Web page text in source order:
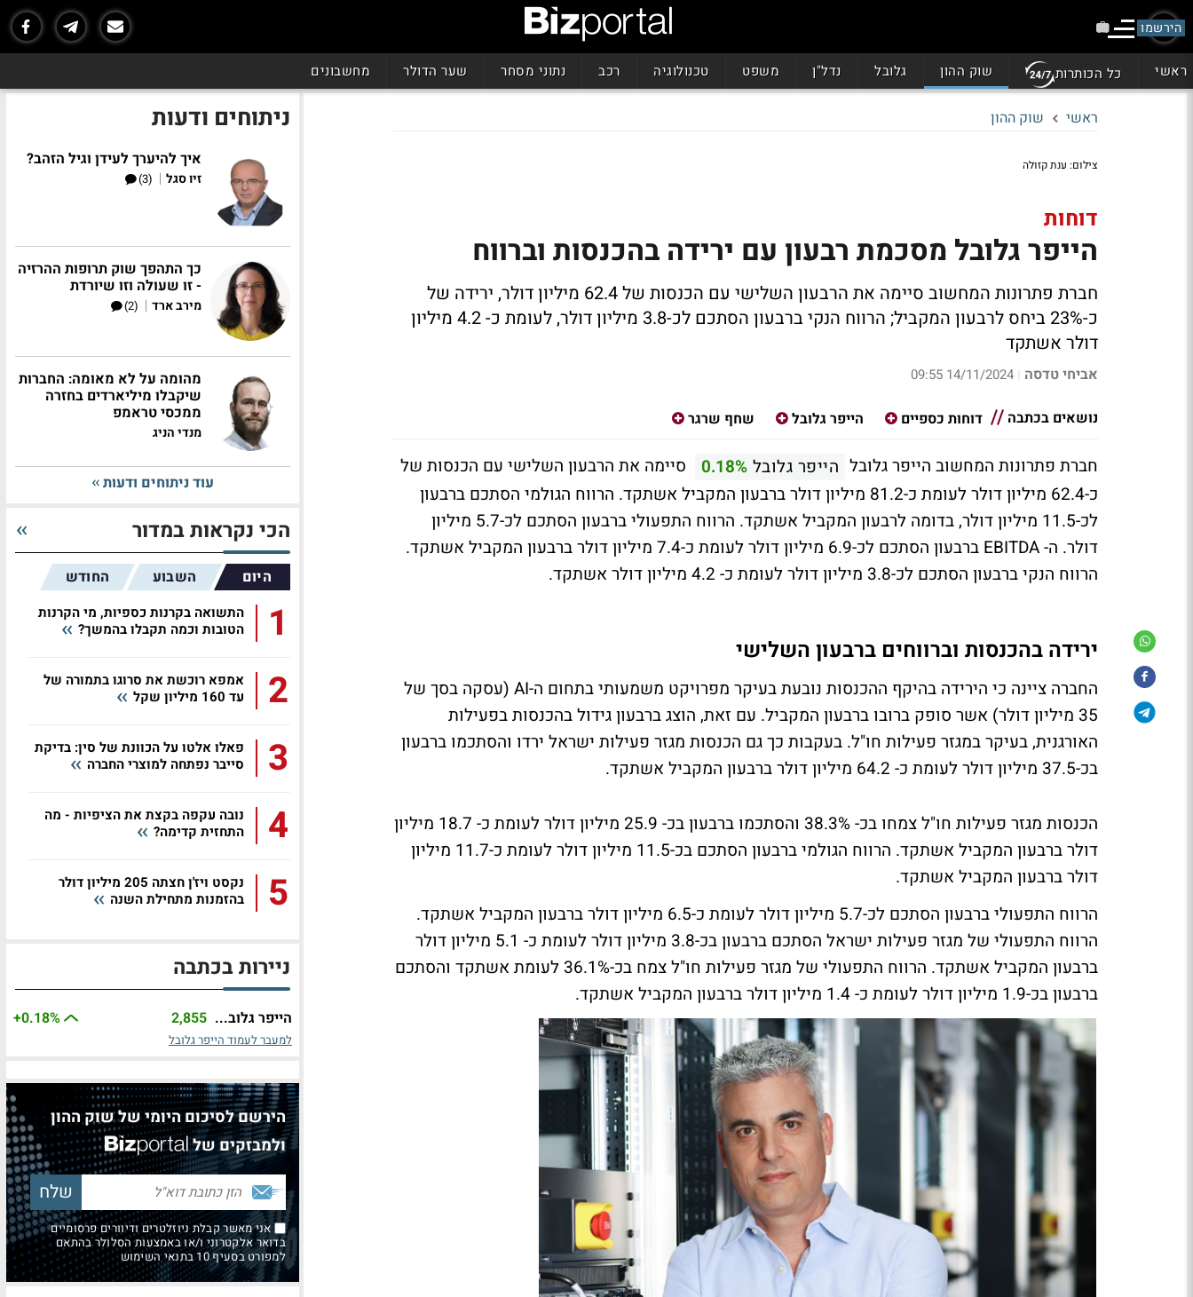
הירשמו
ראשי כל הכותרות שוק ההון גלובל נדל"ן משפט טכנולוגיה רכב נתוני מסחר שער הדולר מחשבונים
ראשי שוק ההון
צילום: ענת קזולה
דוחות
הייפר גלובל מסכמת רבעון עם ירידה בהכנסות וברווח
חברת פתרונות המחשוב סיימה את הרבעון השלישי עם הכנסות של 62.4 מיליון דולר, ירידה של
כ-23% ביחס לרבעון המקביל; הרווח הנקי ברבעון הסתכם לכ-3.8 מיליון דולר, לעומת כ- 4.2 מיליון
דולר אשתקד
אביחי טדסה |
14/11/2024 09:55
נושאים בכתבה דוחות כספיים הייפר גלובל שחף שרגר
חברת פתרונות המחשוב הייפר גלובל הייפר גלובל 0.18%
סיימה את הרבעון השלישי עם הכנסות של
כ-62.4 מיליון דולר לעומת כ-81.2 מיליון דולר ברבעון המקביל אשתקד. הרווח הגולמי הסתכם ברבעון
לכ-11.5 מיליון דולר, בדומה לרבעון המקביל אשתקד. הרווח התפעולי ברבעון הסתכם לכ-5.7 מיליון
דולר. ה- EBITDA ברבעון הסתכם לכ-6.9 מיליון דולר לעומת כ-7.4 מיליון דולר ברבעון המקביל אשתקד.
הרווח הנקי ברבעון הסתכם לכ-3.8 מיליון דולר לעומת כ- 4.2 מיליון דולר אשתקד.
ירידה בהכנסות וברווחים ברבעון השלישי
החברה ציינה כי הירידה בהיקף ההכנסות נובעת בעיקר מפרויקט משמעותי בתחום ה-AI (עסקה בסך של
35 מיליון דולר) אשר סופק ברובו ברבעון המקביל. עם זאת, הוצג ברבעון גידול בהכנסות בפעילות
האורגנית, בעיקר במגזר פעילות חו"ל. בעקבות כך גם הכנסות מגזר פעילות ישראל ירדו והסתכמו ברבעון
בכ-37.5 מיליון דולר לעומת כ- 64.2 מיליון דולר ברבעון המקביל אשתקד.
הכנסות מגזר פעילות חו"ל צמחו בכ- 38.3% והסתכמו ברבעון בכ- 25.9 מיליון דולר לעומת כ- 18.7 מיליון
דולר ברבעון המקביל אשתקד. הרווח הגולמי ברבעון הסתכם בכ-11.5 מיליון דולר לעומת כ-11.7 מיליון
דולר ברבעון המקביל אשתקד.
הרווח התפעולי ברבעון הסתכם לכ-5.7 מיליון דולר לעומת כ-6.5 מיליון דולר ברבעון המקביל אשתקד.
הרווח התפעולי של מגזר פעילות ישראל הסתכם ברבעון בכ-3.8 מיליון דולר לעומת כ- 5.1 מיליון דולר
ברבעון המקביל אשתקד. הרווח התפעולי של מגזר פעילות חו"ל צמח בכ-36.1% לעומת אשתקד והסתכם
ברבעון בכ-1.9 מיליון דולר לעומת כ- 1.4 מיליון דולר ברבעון המקביל אשתקד.
ניתוחים ודעות
איך להיערך לעידן וגיל הזהב?
זיו סגל |
(3)
כך התהפך שוק תרופות ההרזיה
- זו שעולה וזו שיורדת
מירב ארד |
(2)
מהומה על לא מאומה: החברות
שיקבלו מיליארדים בחזרה
ממכסי טראמפ
מנדי הניג
עוד ניתוחים ודעות
הכי נקראות במדור
היום השבוע החודש
1
התשואה בקרנות כספיות, מי הקרנות
הטובות וכמה תקבלו בהמשך?
2
אמפא רוכשת את סרוגו בתמורה של
עד 160 מיליון שקל
3
פאלו אלטו על הכוונת של סין: בדיקת
סייבר נפתחה למוצרי החברה
4
נובה עקפה בקצת את הציפיות - מה
התחזית קדימה?
5
נקסט ויז'ן חצתה 205 מיליון דולר
בהזמנות מתחילת השנה
ניירות בכתבה
הייפר גלוב... 2,855
+0.18%
למעבר לעמוד הייפר גלובל
הירשם לסיכום היומי של שוק ההון
ולמבזקים של
אני מאשר קבלת ניוזלטרים ודיוורים פרסומיים
בדואר אלקטרוני ו/או באמצעות הסלולר בהתאם
למפורט בסעיף 10 בתנאי השימוש